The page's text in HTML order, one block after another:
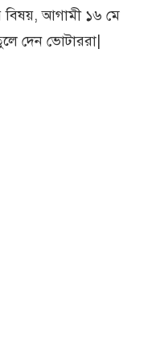
বিষয়, আগামী ১৬ মে
দেন ভোটাররা|